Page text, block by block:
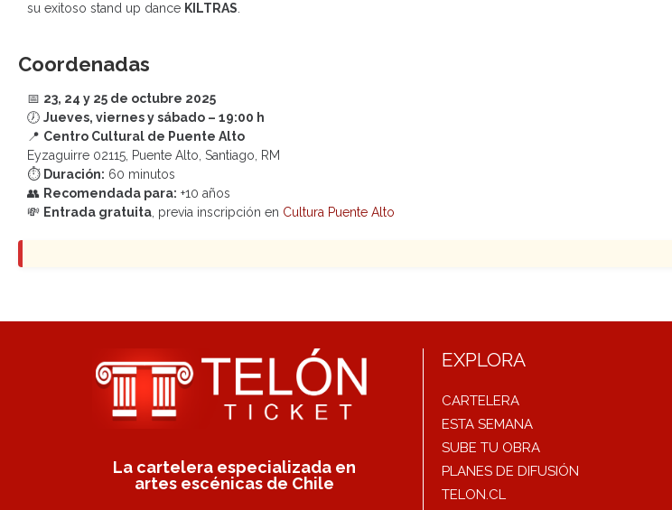
su exitoso stand up dance KILTRAS
Coordenadas
📅 23, 24 y 25 de octubre 2025
🕖 Jueves, viernes y sábado – 19:00 h
📍 Centro Cultural de Puente Alto
Eyzaguirre 02115, Puente Alto, Santiago, RM
⏱ Duración: 60 minutos
👥 Recomendada para: +10 años
💸 Entrada gratuita , previa inscripción en Cultura Puente Alto
La cartelera especializada en
artes escénicas de Chile
EXPLORA
CARTELERA
ESTA SEMANA
SUBE TU OBRA
PLANES DE DIFUSIÓN
TELON.CL